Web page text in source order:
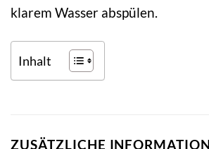
klarem Wasser abspülen.
Inhalt
ZUSÄTZLICHE